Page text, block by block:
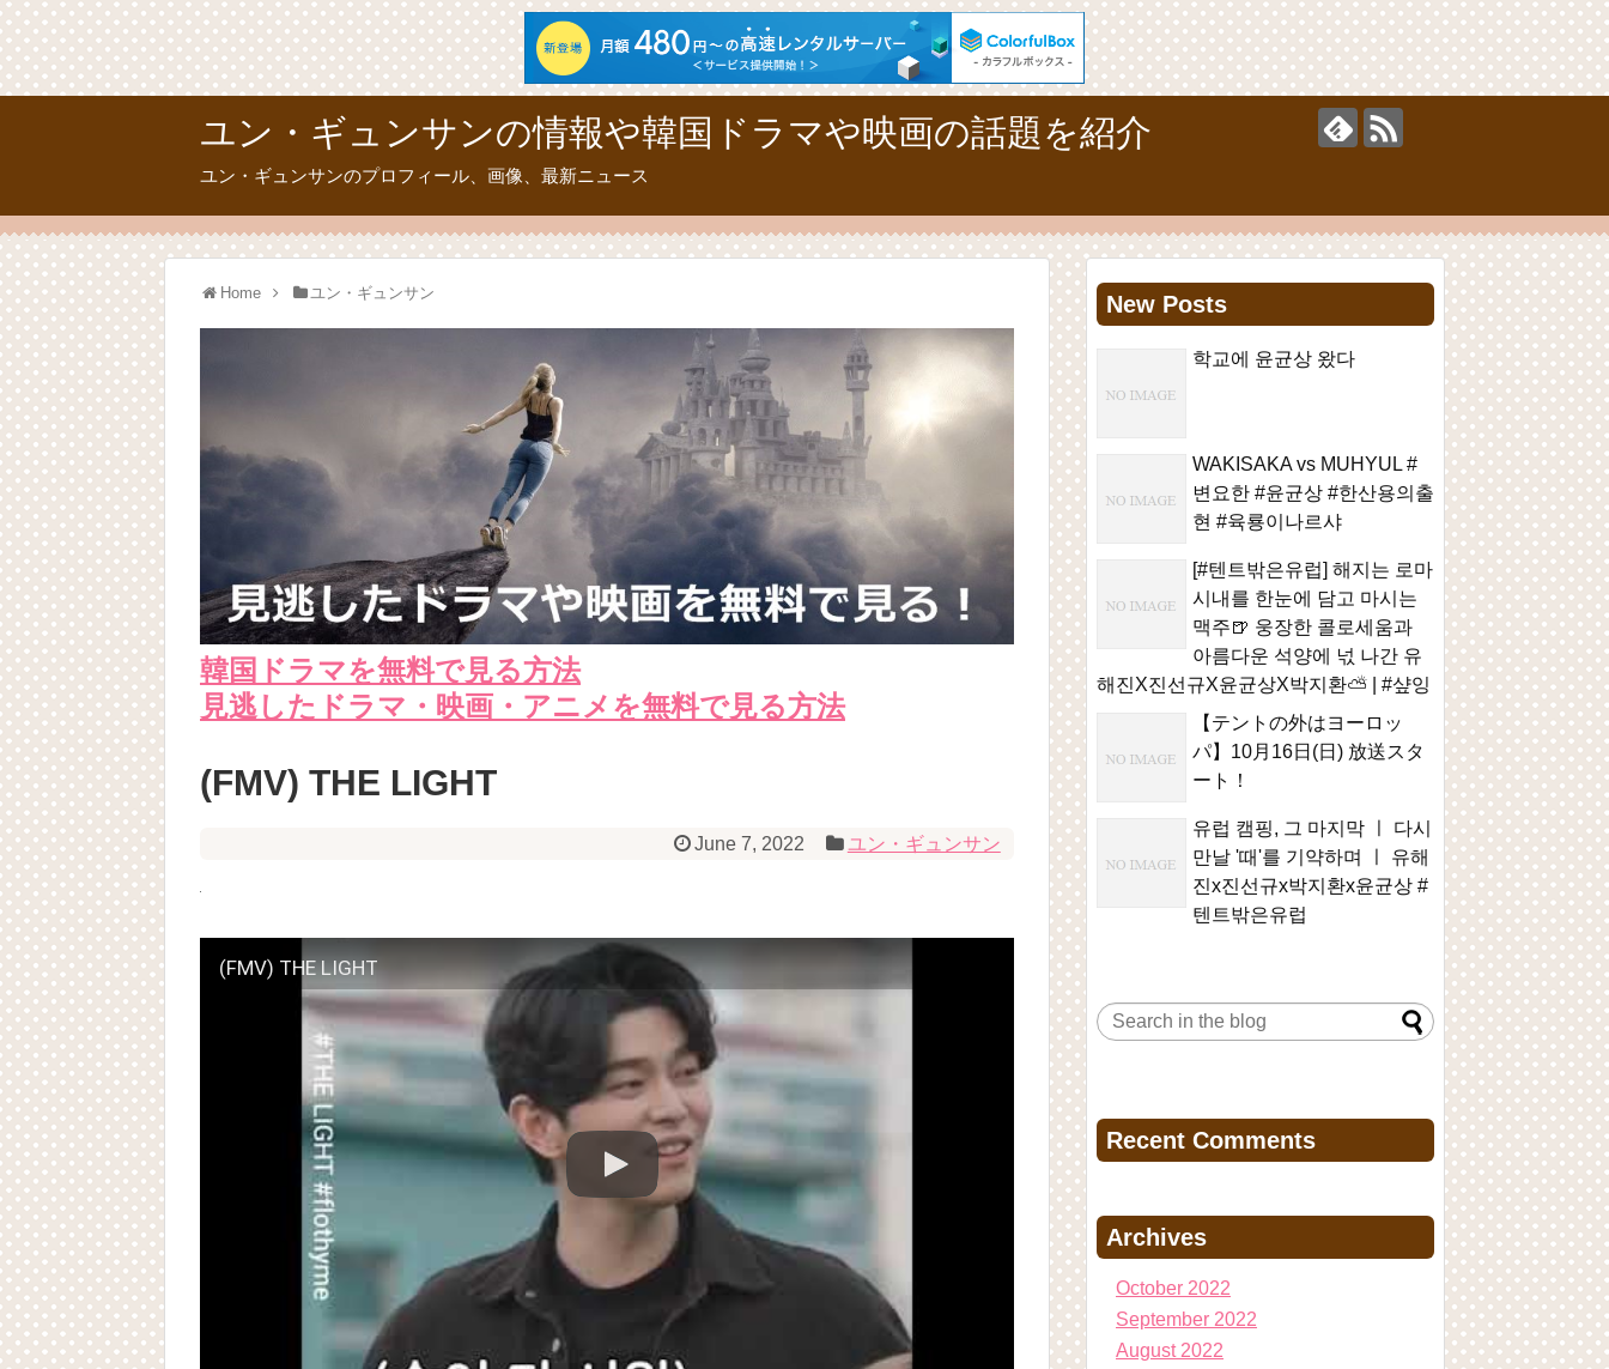
ユン・ギュンサンの情報や韓国ドラマや映画の話題を紹介
ユン・ギュンサンのプロフィール、画像、最新ニュース
Home ユン・ギュンサン
韓国ドラマを無料で見る方法
見逃したドラマ・映画・アニメを無料で見る方法
(FMV) THE LIGHT
June 7, 2022 ユン・ギュンサン
(FMV) THE LIGHT
New Posts
학교에 윤균상 왔다
WAKISAKA vs MUHYUL #
변요한 #윤균상 #한산용의출
현 #육룡이나르샤
[#텐트밖은유럽] 해지는 로마
시내를 한눈에 담고 마시는
맥주🍺 웅장한 콜로세움과
아름다운 석양에 넋 나간 유
해진X진선규X윤균상X박지환⛅ | #샾잉
【テントの外はヨーロッ
パ】10月16日(日) 放送スタ
ート！
유럽 캠핑, 그 마지막 ㅣ 다시
만날 '때'를 기약하며 ㅣ 유해
진x진선규x박지환x윤균상 #
텐트밖은유럽
Recent Comments
Archives
October 2022
September 2022
August 2022